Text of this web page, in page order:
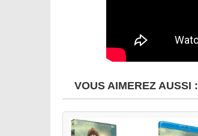
VOUS AIMEREZ AUSSI :